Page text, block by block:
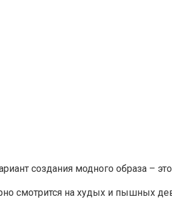
создания модного образа –
смотрится на худых и пышных